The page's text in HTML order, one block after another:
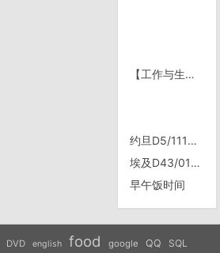
【工作与生活】最近换了个17寸普通显示器用用
约旦D5/1117，Ma’in
埃及D43/0111/D626
早午饭时间
DVD english food google QQ SQL